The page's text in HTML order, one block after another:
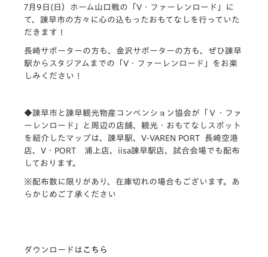
7月9日(日）ホーム山口戦の「V・ファーレンロード」に
て、諫早市の方々に心の込もったおもてなしを行っていた
だきます！
長崎サポーターの方も、金沢サポーターの方も、ぜひ諫早
駅からスタジアムまでの「V・ファーレンロード」をお楽
しみください！
◆諫早市と諫早観光物産コンベンション協会が「Ｖ・ファ
ーレンロード」と周辺の店舗、観光・おもてなしスポット
を紹介したマップは、諫早駅、V-VAREN PORT 長崎空港
店、V・PORT 浦上店、iisa諫早駅店、試合会場でも配布
しております。
※配布数に限りがあり、在庫切れの場合もございます。あ
らかじめご了承ください
ダウンロードは こちら